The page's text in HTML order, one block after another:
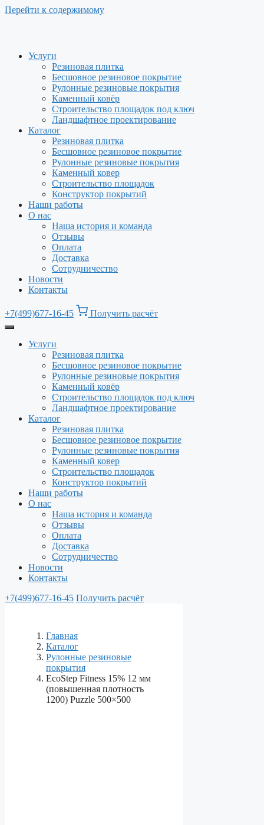
Перейти к содержимому
Услуги
Резиновая плитка
Бесшовное резиновое покрытие
Рулонные резиновые покрытия
Каменный ковёр
Строительство площадок под ключ
Ландшафтное проектирование
Каталог
Резиновая плитка
Бесшовное резиновое покрытие
Рулонные резиновые покрытия
Каменный ковер
Строительство площадок
Конструктор покрытий
Наши работы
О нас
Наша история и команда
Отзывы
Оплата
Доставка
Сотрудничество
Новости
Контакты
+7(499)677-16-45 Получить расчёт
Услуги
Резиновая плитка
Бесшовное резиновое покрытие
Рулонные резиновые покрытия
Каменный ковёр
Строительство площадок под ключ
Ландшафтное проектирование
Каталог
Резиновая плитка
Бесшовное резиновое покрытие
Рулонные резиновые покрытия
Каменный ковер
Строительство площадок
Конструктор покрытий
Наши работы
О нас
Наша история и команда
Отзывы
Оплата
Доставка
Сотрудничество
Новости
Контакты
+7(499)677-16-45 Получить расчёт
Главная
Каталог
Рулонные резиновые
покрытия
EcoStep Fitness 15% 12 мм
(повышенная плотность
1200) Puzzle 500×500